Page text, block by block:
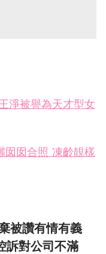
淨被譽為天才型女
囡囡合照 凍齡靚樣
被讚有情有義
訴對公司不滿